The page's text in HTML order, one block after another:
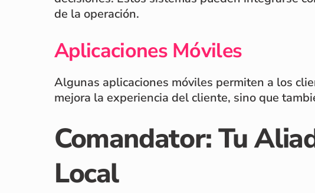
de la operación.
Aplicaciones Móviles
Algunas aplicaciones móviles permiten a los
mejora la experiencia del cliente, sino que
Comandator: Tu
Local